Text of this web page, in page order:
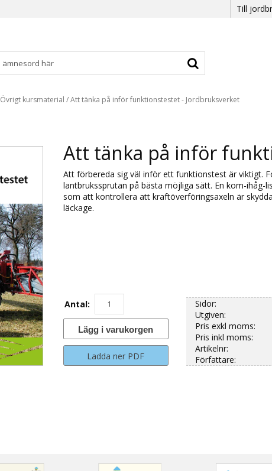
Till
Övrigt kursmaterial /Att tänka på inför funktionstestet - Jordbruksverket
Att tänka på inför
Att förbereda sig väl inför ett funktionstest är viktigt.
lantbrukssprutan på bästa möjliga sätt. En kom-ihåg-
som att kontrollera att kraftöverföringsaxeln är
läckage.
Antal:
Lägg i varukorgen
Ladda ner PDF
Sidor:
Utgiven:
Pris exkl moms:
Pris inkl moms:
Artikelnr:
Författare: